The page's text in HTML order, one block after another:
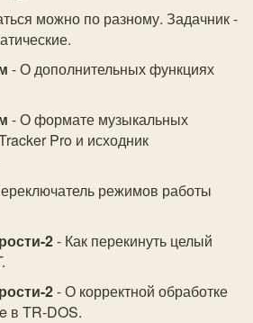
можно по разному. Задачник -
- О дополнительных функциях
- О формате музыкальных
Pro и исходник
режимов работы
2- Как перекинуть целый
2- О корректной обработке
в TR-DOS.